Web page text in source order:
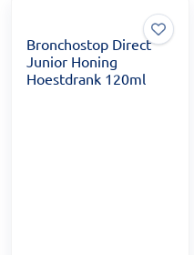
Bronchostop Direct
Junior Honing
Hoestdrank 120ml